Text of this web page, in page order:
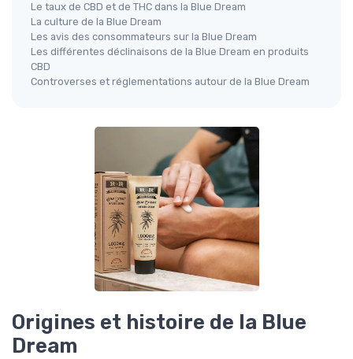
Le taux de CBD et de THC dans la Blue Dream
La culture de la Blue Dream
Les avis des consommateurs sur la Blue Dream
Les différentes déclinaisons de la Blue Dream en produits
CBD
Controverses et réglementations autour de la Blue Dream
Origines et histoire de la Blue
Dream